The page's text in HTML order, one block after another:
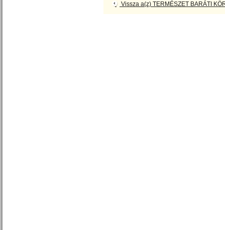
Vissza a(z) TERMÉSZET BARÁTI